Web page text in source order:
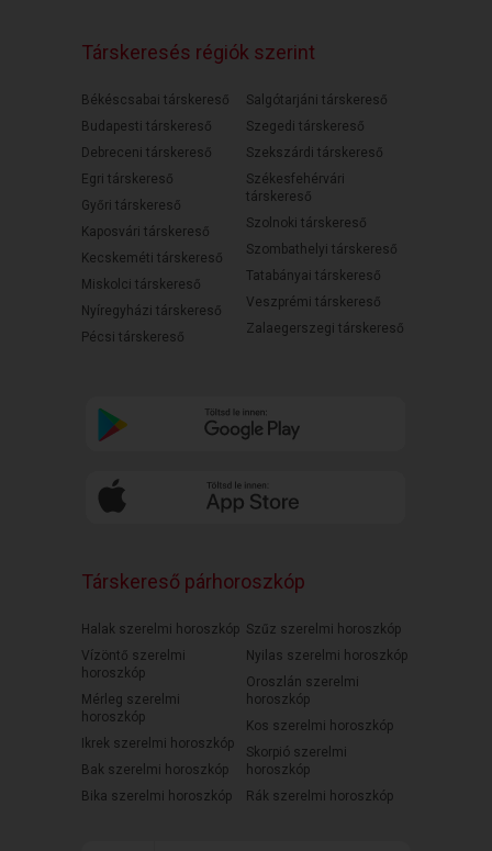
Társkeresés régiók szerint
Békéscsabai társkereső
Budapesti társkereső
Debreceni társkereső
Egri társkereső
Győri társkereső
Kaposvári társkereső
Kecskeméti társkereső
Miskolci társkereső
Nyíregyházi társkereső
Pécsi társkereső
Salgótarjáni társkereső
Szegedi társkereső
Szekszárdi társkereső
Székesfehérvári
társkereső
Szolnoki társkereső
Szombathelyi társkereső
Tatabányai társkereső
Veszprémi társkereső
Zalaegerszegi társkereső
Társkereső párhoroszkóp
Halak szerelmi horoszkóp
Vízöntő szerelmi
horoszkóp
Mérleg szerelmi
horoszkóp
Ikrek szerelmi horoszkóp
Bak szerelmi horoszkóp
Bika szerelmi horoszkóp
Szűz szerelmi horoszkóp
Nyilas szerelmi horoszkóp
Oroszlán szerelmi
horoszkóp
Kos szerelmi horoszkóp
Skorpió szerelmi
horoszkóp
Rák szerelmi horoszkóp